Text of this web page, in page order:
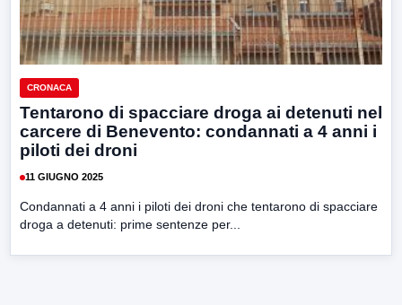
CRONACA
Tentarono di spacciare droga ai detenuti nel
carcere di Benevento: condannati a 4 anni i
piloti dei droni
11 GIUGNO 2025
Condannati a 4 anni i piloti dei droni che tentarono di spacciare
droga a detenuti: prime sentenze per...